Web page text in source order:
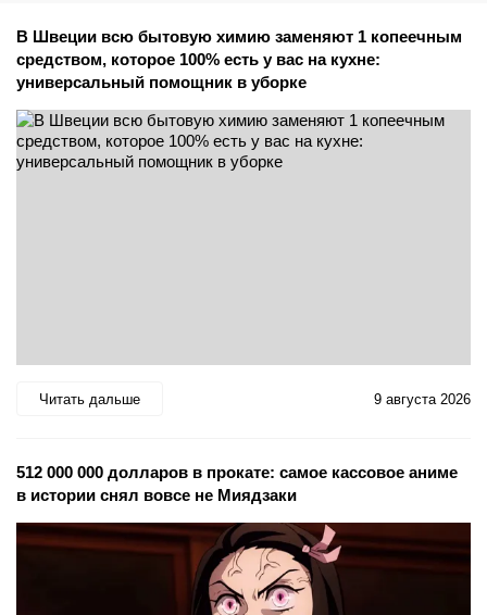
В Швеции всю бытовую химию заменяют 1 копеечным
средством, которое 100% есть у вас на кухне:
универсальный помощник в уборке
Читать дальше 9 августа 2026
512 000 000 долларов в прокате: самое кассовое аниме
в истории снял вовсе не Миядзаки